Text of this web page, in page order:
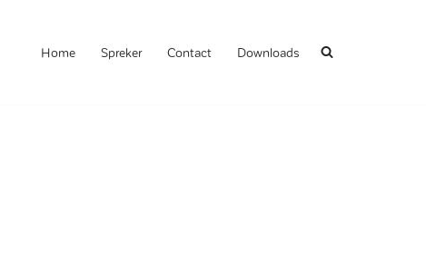
Home Spreker Contact Downloads